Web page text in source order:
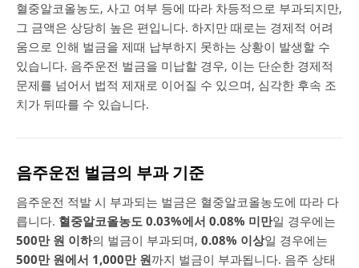
혈중알코올농도, 사고 여부 등에 따라 차등적으로 부과되지만,
그 금액은 상당히 높은 편입니다. 하지만 때로는 경제적 어려
움으로 인해 벌금을 제때 납부하지 못하는 상황이 발생할 수
있습니다. 음주운전 벌금을 미납할 경우, 이는 단순한 경제적
문제를 넘어서 법적 제재로 이어질 수 있으며, 심각한 후속 조
치가 뒤따를 수 있습니다.
음주운전 벌금의 부과 기준
음주운전 적발 시 부과되는 벌금은 혈중알코올농도에 따라 다
릅니다. 혈중알코올농도 0.03%에서 0.08% 미만일 경우에는
500만 원 이하의 벌금이 부과되며, 0.08% 이상일 경우에는
500만 원에서 1,000만 원까지 벌금이 부과됩니다. 음주 상태